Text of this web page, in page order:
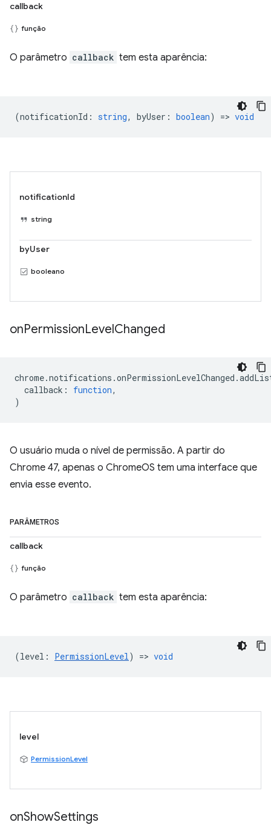
callback
função
O parâmetro callback tem esta aparência:
(notificationId : string, byUser : boolean) => void
notificationId
string
byUser
booleano
onPermissionLevelChanged
chrome.notifications .onPermissionLevelChanged .
callback : function,
)
O usuário muda o nível de permissão. A partir do
Chrome 47, apenas o ChromeOS tem uma interface que
envia esse evento.
PARÂMETROS
callback
função
O parâmetro callback tem esta aparência:
(level : PermissionLevel) => void
level
PermissionLevel
onShowSettings